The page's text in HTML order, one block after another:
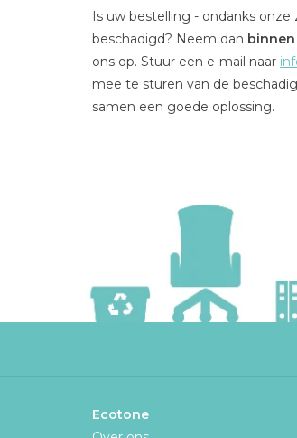
Is uw bestelling - ondanks
beschadigd? Neem dan
ons op. Stuur een e-mail naar
mee te sturen van de
samen een goede oplossing.
Ecotone